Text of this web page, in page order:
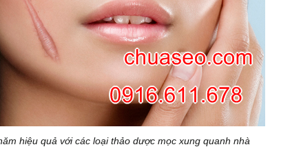
hiệu quả với các loại thảo dược mọc xung quanh nhà